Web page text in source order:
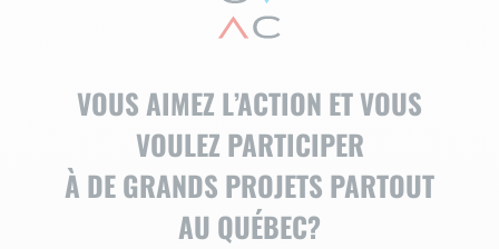
VOUS AIMEZ L’ACTION ET VOUS
VOULEZ PARTICIPER
À DE GRANDS PROJETS PARTOUT
AU QUÉBEC?